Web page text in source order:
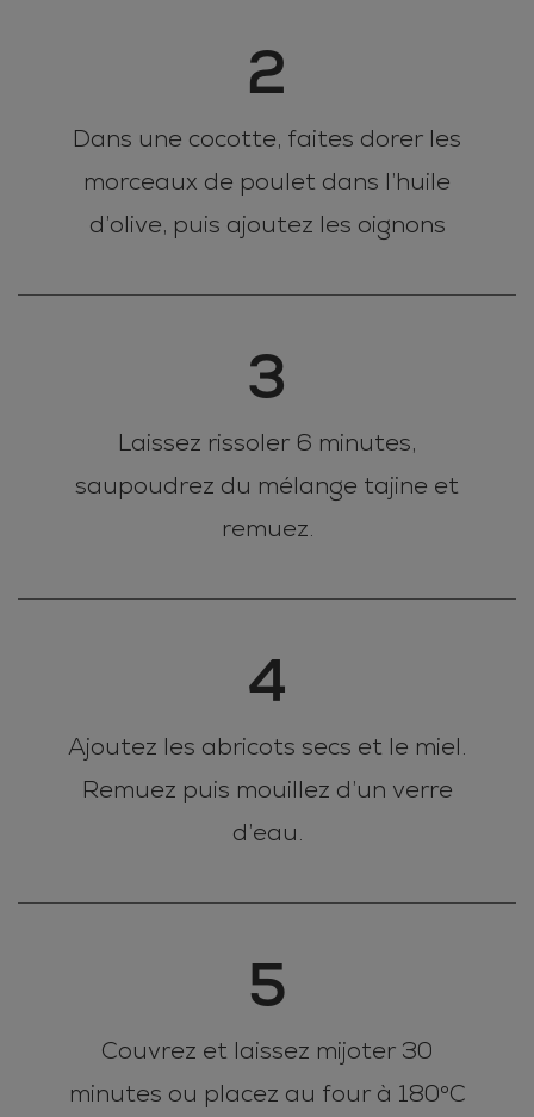
2
Dans une cocotte, faites dorer les
morceaux de poulet dans l’huile
d’olive, puis ajoutez les oignons
3
Laissez rissoler 6 minutes,
saupoudrez du mélange tajine et
remuez.
4
Ajoutez les abricots secs et le miel.
Remuez puis mouillez d’un verre
d’eau.
5
Couvrez et laissez mijoter 30
minutes ou placez au four à 180°C